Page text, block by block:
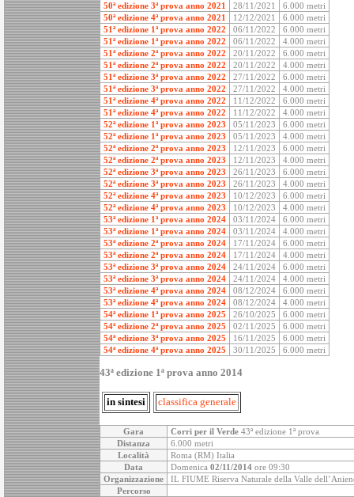
50ª edizione 3ª prova anno 2021
28/11/2021
6.000 metri
50ª edizione 4ª prova anno 2021
12/12/2021
6.000 metri
51ª edizione 1ª prova anno 2022
06/11/2022
6.000 metri
51ª edizione 1ª prova anno 2022
06/11/2022
4.000 metri
51ª edizione 2ª prova anno 2022
20/11/2022
6.000 metri
51ª edizione 2ª prova anno 2022
20/11/2022
4.000 metri
51ª edizione 3ª prova anno 2022
27/11/2022
6.000 metri
51ª edizione 3ª prova anno 2022
27/11/2022
4.000 metri
51ª edizione 4ª prova anno 2022
11/12/2022
6.000 metri
51ª edizione 4ª prova anno 2022
11/12/2022
4.000 metri
52ª edizione 1ª prova anno 2023
05/11/2023
6.000 metri
52ª edizione 1ª prova anno 2023
05/11/2023
4.000 metri
52ª edizione 2ª prova anno 2023
12/11/2023
6.000 metri
52ª edizione 2ª prova anno 2023
12/11/2023
4.000 metri
52ª edizione 3ª prova anno 2023
26/11/2023
6.000 metri
52ª edizione 3ª prova anno 2023
26/11/2023
4.000 metri
52ª edizione 4ª prova anno 2023
10/12/2023
6.000 metri
52ª edizione 4ª prova anno 2023
10/12/2023
4.000 metri
53ª edizione 1ª prova anno 2024
03/11/2024
6.000 metri
53ª edizione 1ª prova anno 2024
03/11/2024
4.000 metri
53ª edizione 2ª prova anno 2024
17/11/2024
6.000 metri
53ª edizione 2ª prova anno 2024
17/11/2024
4.000 metri
53ª edizione 3ª prova anno 2024
24/11/2024
6.000 metri
53ª edizione 3ª prova anno 2024
24/11/2024
4.000 metri
53ª edizione 4ª prova anno 2024
08/12/2024
6.000 metri
53ª edizione 4ª prova anno 2024
08/12/2024
4.000 metri
54ª edizione 1ª prova anno 2025
26/10/2025
6.000 metri
54ª edizione 2ª prova anno 2025
02/11/2025
6.000 metri
54ª edizione 3ª prova anno 2025
16/11/2025
6.000 metri
54ª edizione 4ª prova anno 2025
30/11/2025 6.000 metri
43ª edizione 1ª prova anno 2014
in sintesi classifica generale
Gara Corri per il Verde 43ª edizione 1ª prova
Distanza
6.000 metri
Località
Roma (RM) Italia
Data
Domenica 02/11/2014 ore 09:30
Organizzazione
IL FIUME Riserva Naturale della Valle
Percorso